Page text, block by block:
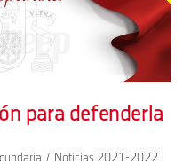
para defenderla
/ Noticias 2021-2022